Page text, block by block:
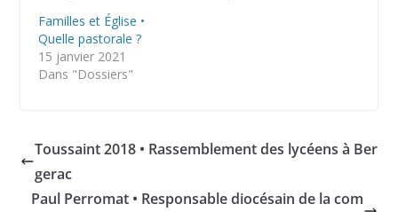
Familles et Église •
Quelle pastorale ?
15 janvier 2021
Dans "Dossiers"
Toussaint 2018 • Rassemblement des lycéens à Ber
gerac
Paul Perromat • Responsable diocésain de la com